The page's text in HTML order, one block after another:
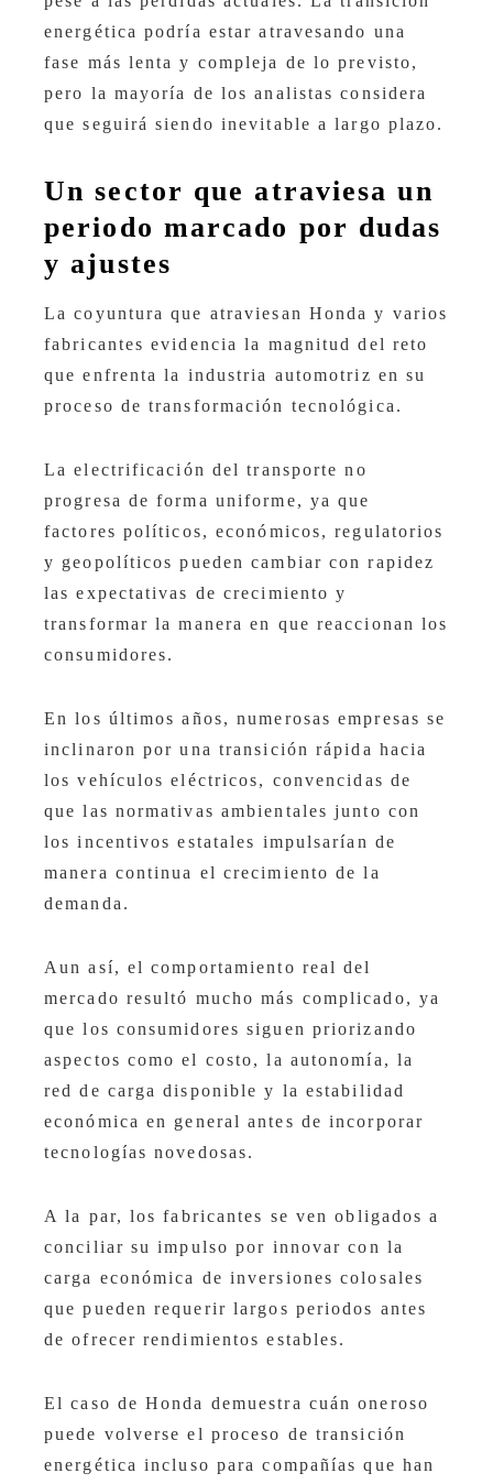
energética podría estar atravesando una
fase más lenta y compleja de lo previsto,
pero la mayoría de los analistas considera
que seguirá siendo inevitable a largo plazo.
Un sector que atraviesa un
periodo marcado por dudas
y ajustes
La coyuntura que atraviesan Honda y varios
fabricantes evidencia la magnitud del reto
que enfrenta la industria automotriz en su
proceso de transformación tecnológica.
La electrificación del transporte no
progresa de forma uniforme, ya que
factores políticos, económicos, regulatorios
y geopolíticos pueden cambiar con rapidez
las expectativas de crecimiento y
transformar la manera en que reaccionan los
consumidores.
En los últimos años, numerosas empresas se
inclinaron por una transición rápida hacia
los vehículos eléctricos, convencidas de
que las normativas ambientales junto con
los incentivos estatales impulsarían de
manera continua el crecimiento de la
demanda.
Aun así, el comportamiento real del
mercado resultó mucho más complicado, ya
que los consumidores siguen priorizando
aspectos como el costo, la autonomía, la
red de carga disponible y la estabilidad
económica en general antes de incorporar
tecnologías novedosas.
A la par, los fabricantes se ven obligados a
conciliar su impulso por innovar con la
carga económica de inversiones colosales
que pueden requerir largos periodos antes
de ofrecer rendimientos estables.
El caso de Honda demuestra cuán oneroso
puede volverse el proceso de transición
energética incluso para compañías que han